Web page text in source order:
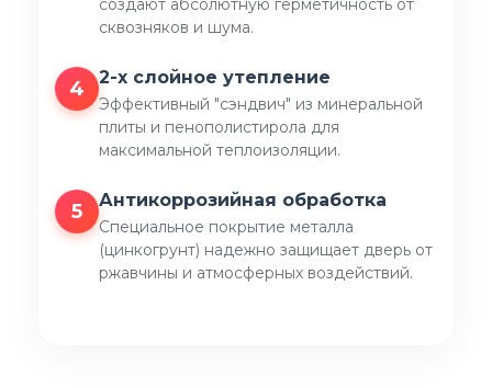
создают абсолютную герметичность от
сквозняков и шума.
4 2-х слойное утепление
Эффективный "сэндвич" из минеральной
плиты и пенополистирола для
максимальной теплоизоляции.
5 Антикоррозийная обработка
Специальное покрытие металла
(цинкогрунт) надежно защищает дверь от
ржавчины и атмосферных воздействий.